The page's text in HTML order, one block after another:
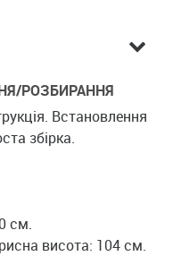
РОЗБИРАННЯ
Встановлення
збірка.
см.
висота: 104 см.